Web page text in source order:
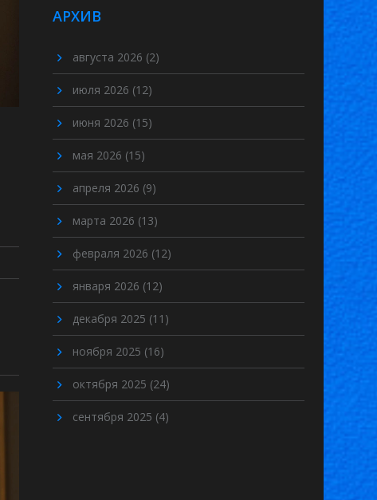
АРХИВ
августа 2026 (2)
июля 2026 (12)
июня 2026 (15)
мая 2026 (15)
апреля 2026 (9)
марта 2026 (13)
февраля 2026 (12)
января 2026 (12)
декабря 2025 (11)
ноября 2025 (16)
октября 2025 (24)
сентября 2025 (4)